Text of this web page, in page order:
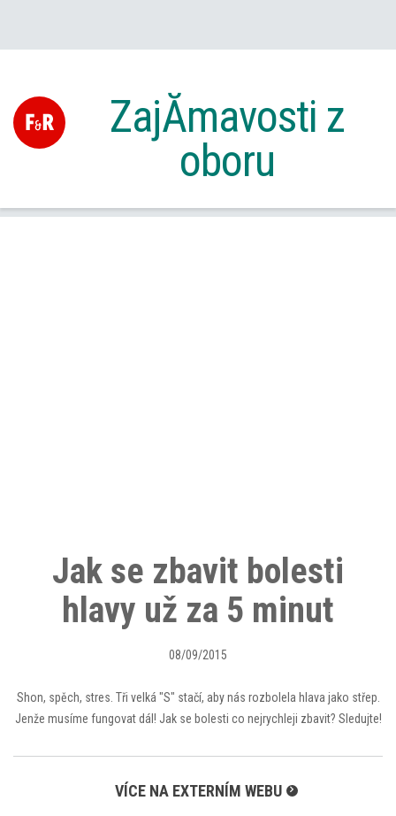
ZajĂ­mavosti z
oboru
Jak se zbavit bolesti
hlavy už za 5 minut
08/09/2015
Shon, spěch, stres. Tři velká "S" stačí, aby nás rozbolela hlava jako střep.
Jenže musíme fungovat dál! Jak se bolesti co nejrychleji zbavit? Sledujte!
VÍCE NA EXTERNÍM WEBU